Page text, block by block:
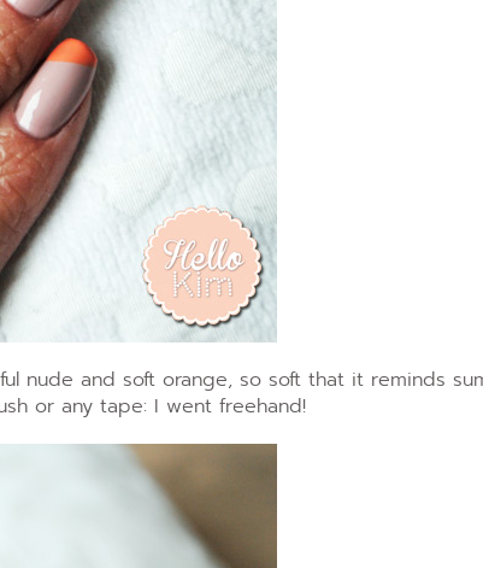
nude and soft orange, so soft that it reminds
or any tape: I went freehand!